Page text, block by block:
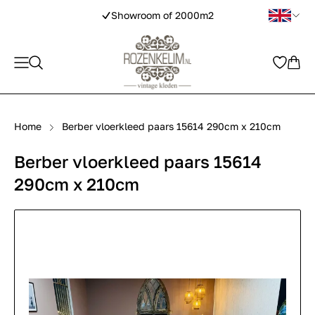
Showroom of 2000m2
Home Berber vloerkleed paars 15614 290cm x 210cm
Berber vloerkleed paars 15614
290cm x 210cm